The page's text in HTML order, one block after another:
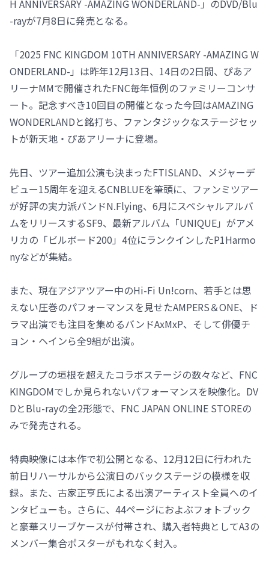
H ANNIVERSARY -AMAZING WONDERLAND-」のDVD/Blu
-rayが7月8日に発売となる。
「2025 FNC KINGDOM 10TH ANNIVERSARY -AMAZING W
ONDERLAND-」は昨年12月13日、14日の2日間、ぴあア
リーナMMで開催されたFNC毎年恒例のファミリーコンサ
ート。記念すべき10回目の開催となった今回はAMAZING
WONDERLANDと銘打ち、ファンタジックなステージセッ
トが新天地・ぴあアリーナに登場。
先日、ツアー追加公演も決まったFTISLAND、メジャーデ
ビュー15周年を迎えるCNBLUEを筆頭に、ファンミツアー
が好評の実力派バンドN.Flying、6月にスペシャルアルバ
ムをリリースするSF9、最新アルバム「UNIQUE」がアメ
リカの「ビルボード200」4位にランクインしたP1Harmo
nyなどが集結。
また、現在アジアツアー中のHi-Fi Un!corn、若手とは思
えない圧巻のパフォーマンスを見せたAMPERS＆ONE、ド
ラマ出演でも注目を集めるバンドAxMxP、そして俳優チ
ョン・ヘインら全9組が出演。
グループの垣根を超えたコラボステージの数々など、FNC
KINGDOMでしか見られないパフォーマンスを映像化。DV
DとBlu-rayの全2形態で、FNC JAPAN ONLINE STOREの
みで発売される。
特典映像には本作で初公開となる、12月12日に行われた
前日リハーサルから公演日のバックステージの模様を収
録。また、古家正亨氏による出演アーティスト全員へのイ
ンタビューも。さらに、44ページにおよぶフォトブック
と豪華スリーブケースが付帯され、購入者特典としてA3の
メンバー集合ポスターがもれなく封入。